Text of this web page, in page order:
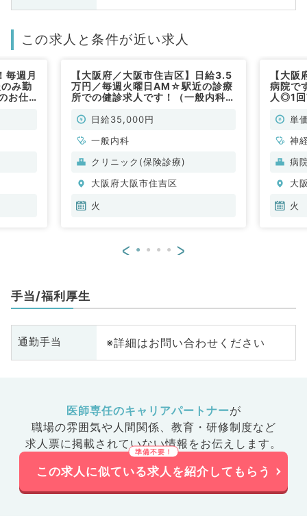
この求人と条件が近い求人
毎週月
み勤
お仕
【大阪府／大阪市住吉区】日給3.5
万円／毎週火曜日AM☆駅近の診療
所での健診求人です！（一般内科／
日給35,000円
一般内科
クリニック(保険診療)
大阪府大阪市住吉区
火
【大
病院で
人◎1
非常勤
単
神
科
内
病
大
火
< >
手当/福利厚生
通勤手当 ※詳細はお問い合わせください
医師専任のキャリアパートナーが
職場の雰囲気や人間関係、 教育・研修制度など
求人票に掲載されていない情報をお伝えします。
この求人に似ている求人を紹介してもらう